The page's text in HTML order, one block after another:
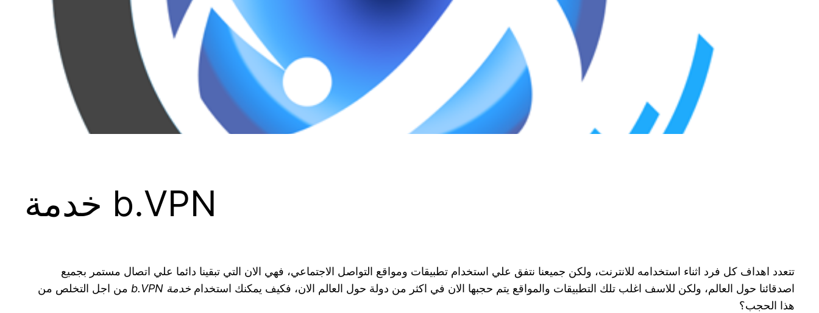
خدمة b.VPN
تتعدد اهداف كل فرد اثناء استخدامه للانترنت، ولكن جميعنا نتفق علي استخدام تطبيقات ومواقع التواصل الاجتماعي، فهي الان التي تبقينا دائما علي اتصال مستمر بجميع
اصدقائنا حول العالم، ولكن للاسف اغلب تلك التطبيقات والمواقع يتم حجبها الان في اكثر من دولة حول العالم الان، فكيف يمكنك استخدام خدمة b.VPN
من اجل التخلص من
هذا الحجب؟